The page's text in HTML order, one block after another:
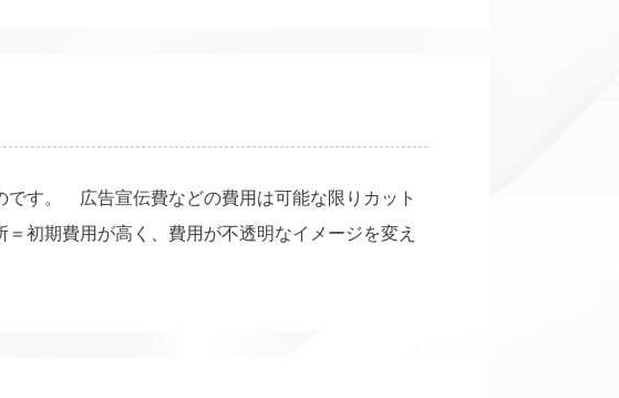
です。 広告宣伝費などの費用は可能な限りカット
初期費用が高く、費用が不透明なイメージを変え